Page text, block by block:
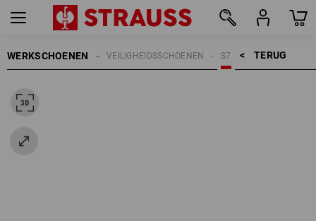
WERKSCHOENEN TERUG    >
S7
VEILIGHEIDSSCHOENEN